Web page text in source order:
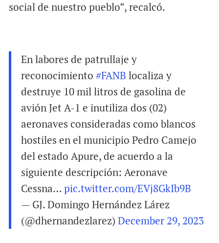
social de nuestro pueblo”, recalcó.
En labores de patrullaje y
reconocimiento #FANB localiza y
destruye 10 mil litros de gasolina de
avión Jet A-1 e inutiliza dos (02)
aeronaves consideradas como blancos
hostiles en el municipio Pedro Camejo
del estado Apure, de acuerdo a la
siguiente descripción: Aeronave
Cessna… pic.twitter.com/EVj8GkIb9B
— GJ. Domingo Hernández Lárez
(@dhernandezlarez) December 29, 2023